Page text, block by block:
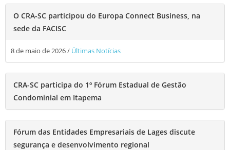
O CRA-SC participou do Europa Connect Business, na
sede da FACISC
8 de maio de 2026/ Últimas Notícias
CRA-SC participa do 1º Fórum Estadual de Gestão
Condominial em Itapema
Fórum das Entidades Empresariais de Lages discute
segurança e desenvolvimento regional